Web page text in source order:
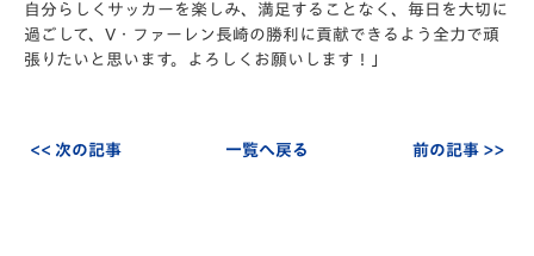
自分らしくサッカーを楽しみ、満足することなく、毎日を大切に
過ごして、V・ファーレン長崎の勝利に貢献できるよう全力で頑
張りたいと思います。よろしくお願いします！」
<< 次の記事 一覧へ戻る 前の記事 >>